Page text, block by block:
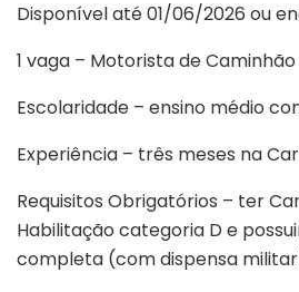
Disponível até 01/06/2026 ou
1 vaga – Motorista de
Escolaridade – ensino médio
Experiência – três meses na
Requisitos Obrigatórios – ter
Habilitação categoria D e
completa (com dispensa